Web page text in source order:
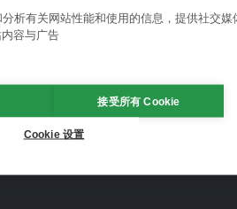
析有关网站性能和使用的信息，提供社交媒
容与广告
接受所有 Cookie
Cookie 设置